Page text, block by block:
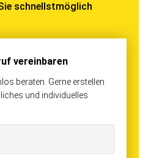
vereinbaren
beraten. Gerne erstellen
und individuelles
schnellstmöglich